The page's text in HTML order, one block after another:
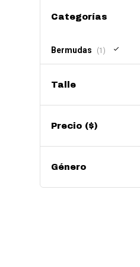
Categorías
Bermudas (1)
Talle
Precio ($)
Género